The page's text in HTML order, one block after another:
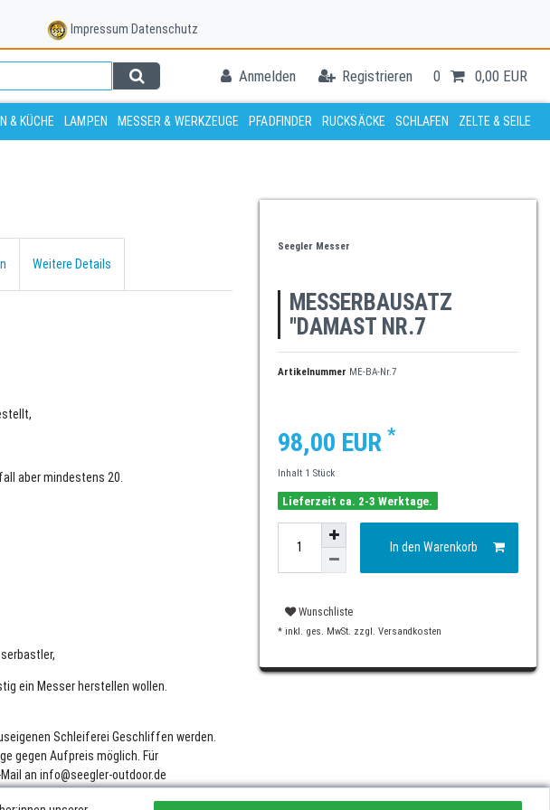
Impressum Datenschutz
Anmelden Registrieren 0 0,00 EUR
& KÜCHE LAMPEN MESSER & WERKZEUGE PFADFINDER RUCKSÄCKE SCHLAFEN ZELTE & SEILE
Weitere Details
aber mindestens 20.
ein Messer herstellen wollen.
Schleiferei Geschliffen werden.
gegen Aufpreis möglich. Für
an info@seegler-outdoor.de
Seegler Messer
MESSERBAUSATZ
"DAMAST NR.7
Artikelnummer ME-BA-Nr.7
98,00 EUR *
Inhalt 1 Stück
Lieferzeit ca. 2-3 Werktage.
In den Warenkorb
Wunschliste
* inkl. ges. MwSt. zzgl. Versandkosten